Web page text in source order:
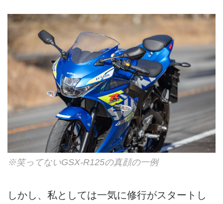
※笑ってないGSX-R125の真顔の一例
しかし、私としては一気に修行がスタートし